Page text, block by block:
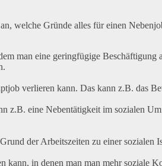
welche Gründe alles für einen
man eine geringfügige Beschäftigung
verlieren kann. Das kann z.B. das
eine Nebentätigkeit im sozialen
der Arbeitszeiten zu einer sozialen
kann, in denen man man mehr soziale